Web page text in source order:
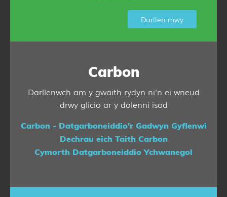
Darllen mwy
Carbon
Darllenwch am y gwaith rydyn ni'n ei wneud
drwy glicio ar y dolenni isod
Carbon - Datgarboneiddio'r Gadwyn Gyflenwi
Dechrau eich Taith Carbon
Cymorth Datgarboneiddio Ychwanegol